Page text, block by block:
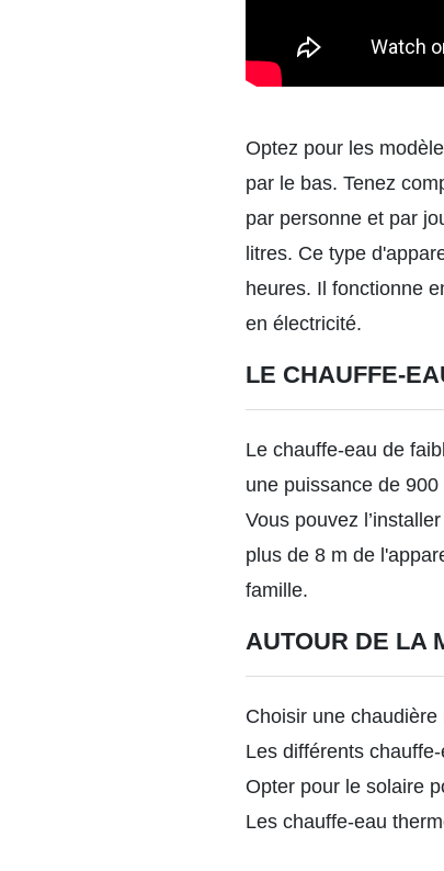
Optez pour les
par le bas. Tenez
par personne et par
litres. Ce type
heures. Il fonctionne
en électricité.
LE CHAUFFE-
Le chauffe-eau de
une puissance de
Vous pouvez
plus de 8 m de
famille.
AUTOUR DE LA
Choisir une chaudière
Les différents
Opter pour le solaire
Les chauffe-eau